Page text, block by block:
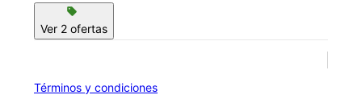
sell
Ver 2 ofertas
Términos y condiciones